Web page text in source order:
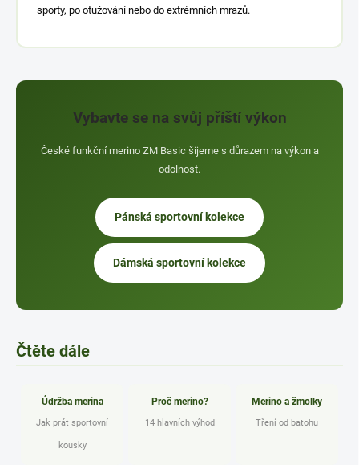
sporty, po otužování nebo do extrémních mrazů.
Vybavte se na svůj příští výkon
České funkční merino ZM Basic šijeme s důrazem na výkon a
odolnost.
Pánská sportovní kolekce
Dámská sportovní kolekce
Čtěte dále
Údržba merina
Jak prát sportovní
kousky
Proč merino?
14 hlavních výhod
Merino a žmolky
Tření od batohu